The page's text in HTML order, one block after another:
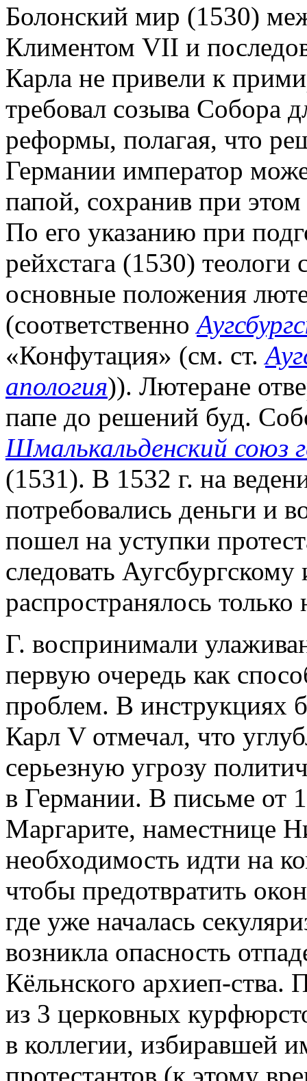
Болонский мир (1530)
Климентом VII и
Карла не привели к
требовал созыва Собора
реформы, полагая, что
Германии император
папой, сохранив при
По его указанию при
рейхстага (1530)
основные положения
(соответственно
«Конфутация» (см. ст.
апология)). Лютеране
папе до решений буд.
Шмалькальденский союз
(1531). В 1532 г. на
потребовались деньги и
пошел на уступки
следовать
распространялось
Г. воспринимали
первую очередь как
проблем. В инструкциях
Карл V отмечал, что
серьезную угрозу
в Германии. В письме от
Маргарите, наместнице
необходимость идти на
чтобы предотвратить
где уже началась
возникла опасность
Кёльнского архиеп-ства.
из 3 церковных
в коллегии, избиравшей
протестантов (к этому